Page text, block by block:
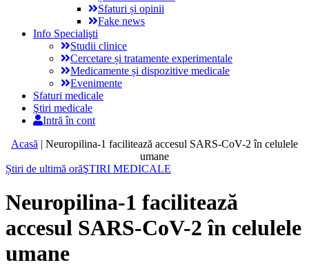
Sfaturi și opinii
Fake news
Info Specialişti
Studii clinice
Cercetare și tratamente experimentale
Medicamente și dispozitive medicale
Evenimente
Sfaturi medicale
Ştiri medicale
Intră în cont
Acasă | Neuropilina-1 facilitează accesul SARS-CoV-2 în celulele
umane
Știri de ultimă orăŞTIRI MEDICALE
Neuropilina-1 facilitează
accesul SARS-CoV-2 în celulele
umane